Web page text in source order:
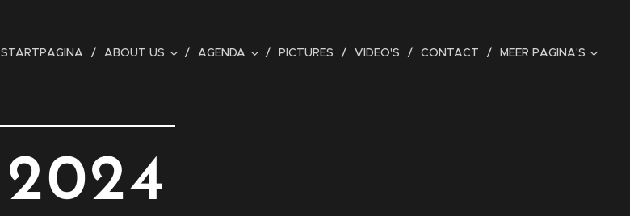
STARTPAGINA ABOUT US AGENDA PICTURES VIDEO'S CONTACT MEER PAGINA'S
2024